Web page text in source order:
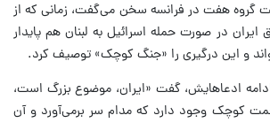
گروه هفت در فرانسه سخن می‌گفت، زمانی که از
ایران در صورت حمله اسرائیل به لبنان هم پایدار
و این درگیری را «جنگ کوچک» توصیف کرد.
ادعاهایش، گفت «ایران، موضوع بزرگ است،
کوچک وجود دارد که مدام سر برمی‌آورد و آن